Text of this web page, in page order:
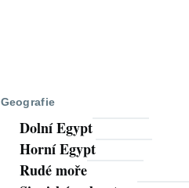
Geografie
Dolní Egypt
Horní Egypt
Rudé moře